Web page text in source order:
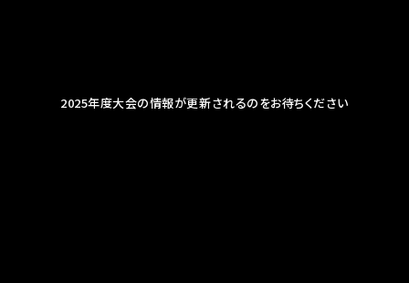
2025年度大会の情報が更新されるのをお待ちください